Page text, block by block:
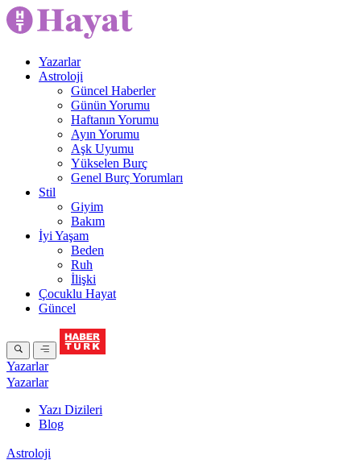
Yazarlar
Astroloji
Güncel Haberler
Günün Yorumu
Haftanın Yorumu
Ayın Yorumu
Aşk Uyumu
Yükselen Burç
Genel Burç Yorumları
Stil
Giyim
Bakım
İyi Yaşam
Beden
Ruh
İlişki
Çocuklu Hayat
Güncel
Yazarlar
Yazarlar
Yazı Dizileri
Blog
Astroloji